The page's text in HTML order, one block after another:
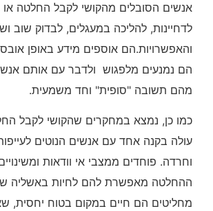
אנשים הסובלים מהקושי לקבל החלטה או
לדחיינות, להליכה במעגלים, לבדוק שוב
והאפשרויות.הם אוספים מידע באופן
הם נמנעים מלפגוש ולדבר עם אותם
מהם תשובה "סופית" וחד משמעית.
כמו כן, נמצא במחקרים שהקושי לקבל
עולה בקנה אחד עם אנשים הנוטים
וחרדה. פוחדים ממצבי אי וודאות
ההחלטה מאפשרת להם לחיות באשליה
מחליטים הם חיים במקום בטוח יחסית,